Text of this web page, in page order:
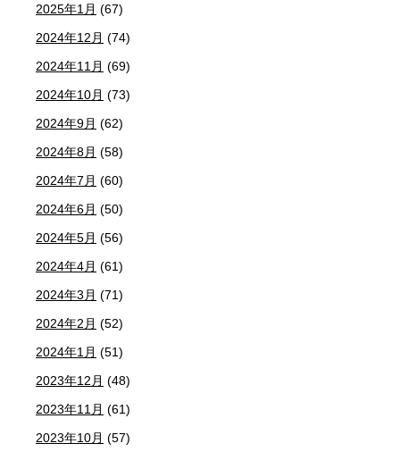
2025年1月 (67)
2024年12月 (74)
2024年11月 (69)
2024年10月 (73)
2024年9月 (62)
2024年8月 (58)
2024年7月 (60)
2024年6月 (50)
2024年5月 (56)
2024年4月 (61)
2024年3月 (71)
2024年2月 (52)
2024年1月 (51)
2023年12月 (48)
2023年11月 (61)
2023年10月 (57)